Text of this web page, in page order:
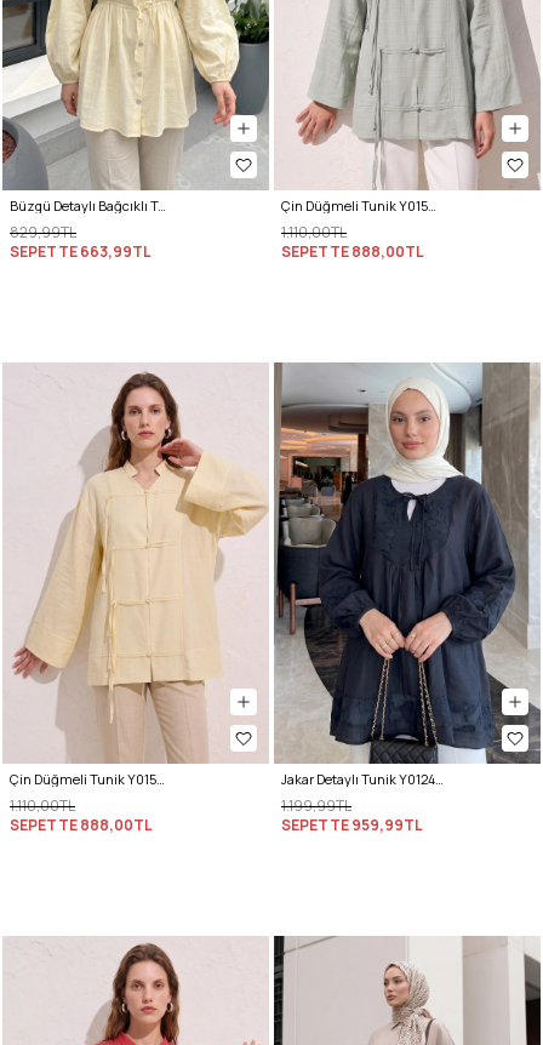
Büzgü Detaylı Bağcıklı Tunik 2366 - SARI
829,99TL
SEPETTE663,99TL
Çin Düğmeli Tunik Y0158 - ÇAĞLA YEŞİLİ
1.110,00TL
SEPETTE888,00TL
Çin Düğmeli Tunik Y0158 - SARI
1.110,00TL
SEPETTE888,00TL
Jakar Detaylı Tunik Y0124 - LACİVERT
1.199,99TL
SEPETTE959,99TL